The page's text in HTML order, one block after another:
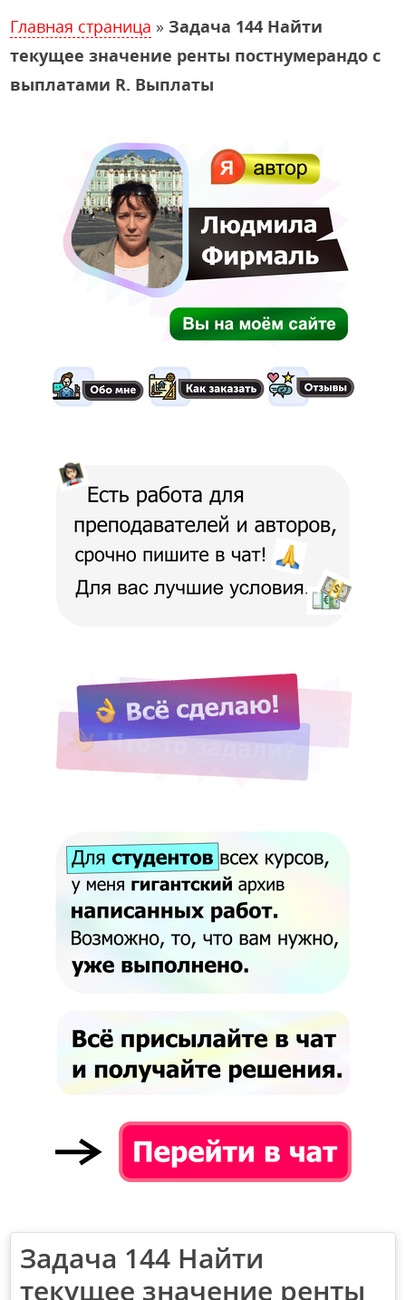
Главная страница » Задача 144 Найти
текущее значение ренты постнумерандо с
выплатами R. Выплаты
Задача 144 Найти
текущее значение ренты